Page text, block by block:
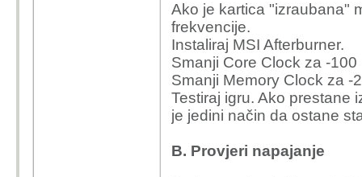
Ako je kartica "izraubana"
frekvencije.
Instaliraj MSI Afterburner.
Smanji Core Clock za -100
Smanji Memory Clock za -
Testiraj igru. Ako prestane
je jedini način da ostane
B. Provjeri napajanje